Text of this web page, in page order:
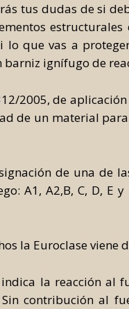
tus dudas de si
lo que vas a
ignífugo de
2005, de
de un material
de una de
A1, A2,B, C, D, E
la Euroclase
indica la reacción
contribución al